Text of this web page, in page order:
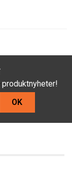
produktnyheter!
OK